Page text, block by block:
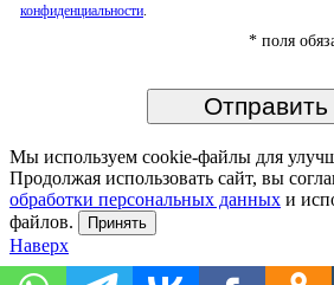
конфиденциальности
* поля
Мы используем cookie-файлы для
Продолжая использовать сайт, вы
обработки персональных данных и
файлов.
Принять
Наверх